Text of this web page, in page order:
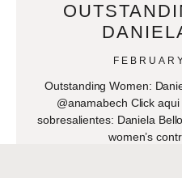
Outstanding Women:
@anamabech Click
sobresalientes: Daniela
women’s